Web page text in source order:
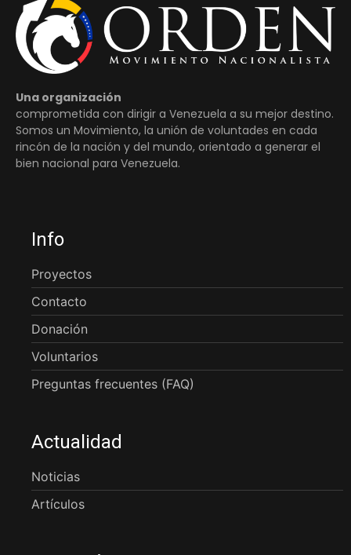
Una organización
comprometida con dirigir a Venezuela a su mejor destino.
Somos un Movimiento, la unión de voluntades en cada
rincón de la nación y del mundo, orientado a generar el
bien nacional para Venezuela.
Info
Proyectos
Contacto
Donación
Voluntarios
Preguntas frecuentes (FAQ)
Actualidad
Noticias
Artículos